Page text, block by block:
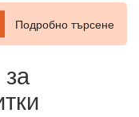
Подробно търсене